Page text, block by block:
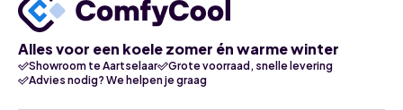
Alles voor een koele zomer én warme winter
Showroom te Aartselaar
Grote voorraad, snelle levering
Advies nodig? We helpen je graag